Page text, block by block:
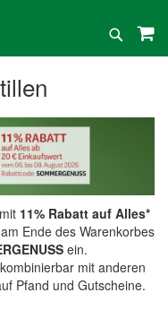
Suche
11% Rabatt auf Alles*
Ende des Warenkorbes
ein.
mit anderen
Pfand und Gutscheine.